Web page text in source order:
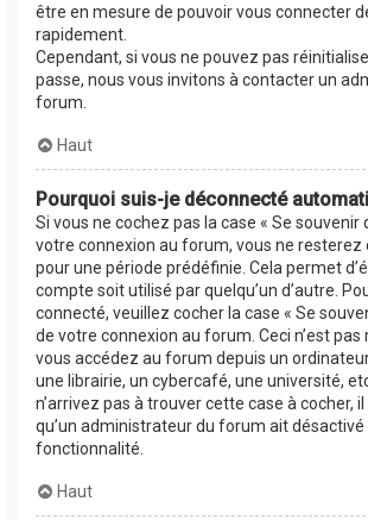
être en mesure de pouvoir vous connecter
rapidement.
Cependant, si vous ne pouvez pas
passe, nous vous invitons à contacter un
forum.
Haut
Pourquoi suis-je déconnecté
Si vous ne cochez pas la case « Se souvenir
votre connexion au forum, vous ne resterez
pour une période prédéfinie. Cela permet
compte soit utilisé par quelqu’un d’autre.
connecté, veuillez cocher la case « Se
de votre connexion au forum. Ceci n’est
vous accédez au forum depuis un
une librairie, un cybercafé, une université,
n’arrivez pas à trouver cette case à cocher,
qu’un administrateur du forum ait
fonctionnalité.
Haut